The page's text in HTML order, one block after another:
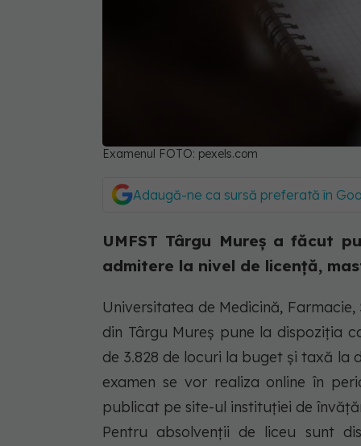
Examenul FOTO: pexels.com
Adaugă-ne ca sursă preferată în
UMFST Târgu Mureș a făcut
admitere la nivel de licență,
Universitatea de Medicină, Farmacie,
din Târgu Mureș pune la dispoziția
de 3.828 de locuri la buget și taxă la
examen se vor realiza online în
publicat pe site-ul instituției de
Pentru absolvenții de liceu sunt